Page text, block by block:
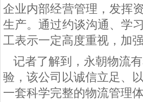
企业内部经营管理，发挥
生产。通过约谈沟通、学
工表示一定高度重视，加
记者了解到，永朝物流
验，该公司以诚信立足、
一套科学完整的物流管理